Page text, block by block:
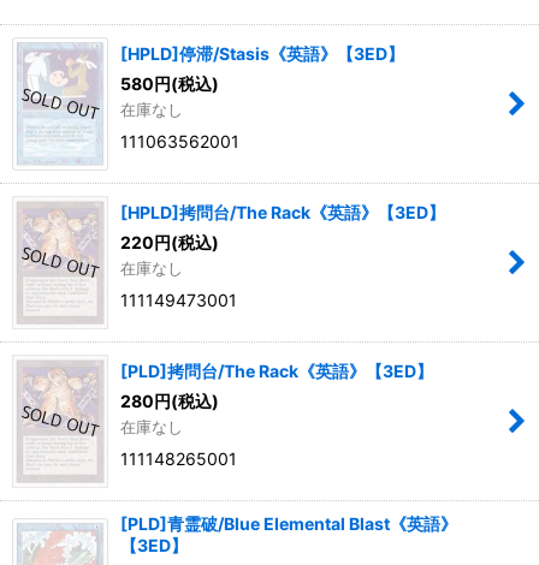
[HPLD]停滞/Stasis《英語》【3ED】
580円(税込)
在庫なし
111063562001
[HPLD]拷問台/The Rack《英語》【3ED】
220円(税込)
在庫なし
111149473001
[PLD]拷問台/The Rack《英語》【3ED】
280円(税込)
在庫なし
111148265001
[PLD]青霊破/Blue Elemental Blast《英語》
【3ED】